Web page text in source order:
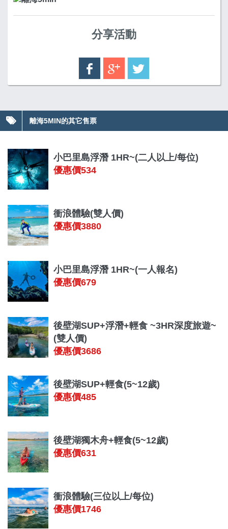
分享活動
離海5MIN的其它售票
小巴里島浮潛 1HR~(二人以上/每位)
優惠價534
衝浪體驗(雙人價)
優惠價3880
小巴里島浮潛 1HR~(一人報名)
優惠價679
後壁湖SUP+浮潛+輕食 ~3HR深度旅遊~
(雙人價)
優惠價3686
後壁湖SUP+輕食(5~12歲)
優惠價485
後壁湖獨木舟+輕食(5~12歲)
優惠價631
衝浪體驗(三位以上/每位)
優惠價1746